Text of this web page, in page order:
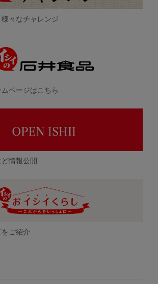
々なチャレンジ
ページはこちら
情報公開
ご紹介